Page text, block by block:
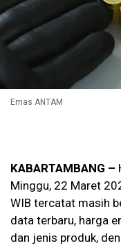
Emas ANTAM
KABARTAMBANG –
Minggu, 22 Maret
WIB tercatat masih
data terbaru, harga
dan jenis produk,